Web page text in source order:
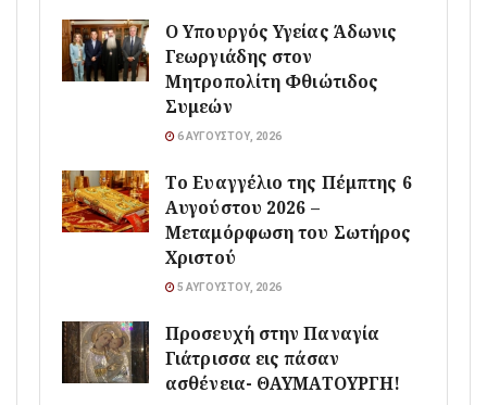
O Υπουργός Υγείας Άδωνις
Γεωργιάδης στον
Μητροπολίτη Φθιώτιδος
Συμεών
6 ΑΥΓΟΎΣΤΟΥ, 2026
Το Ευαγγέλιο της Πέμπτης 6
Αυγούστου 2026 –
Μεταμόρφωση του Σωτήρος
Χριστού
5 ΑΥΓΟΎΣΤΟΥ, 2026
Προσευχή στην Παναγία
Γιάτρισσα εις πάσαν
ασθένεια- ΘΑΥΜΑΤΟΥΡΓΗ!